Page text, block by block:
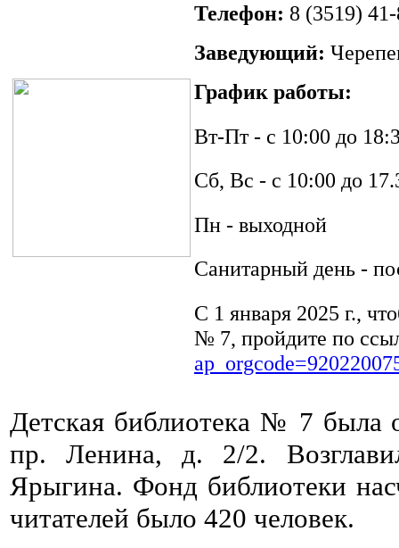
Телефон: 8 (3519)
Заведующий:
График работы:
Вт-Пт - с 10:00 до
Сб, Вс - с 10:00 до
Пн - выходной
Санитарный день -
С 1 января 2025 г.,
№ 7, пройдите по
Детская библиотека № 7 была
пр. Ленина, д. 2/2.
Ярыгина. Фонд библиотеки
читателей было 420 человек.